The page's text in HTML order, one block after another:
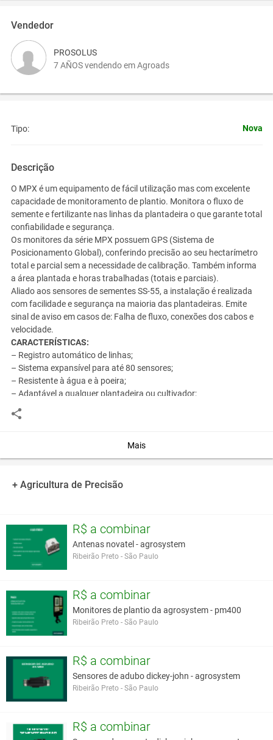
Vendedor
PROSOLUS
7 AÑOS vendendo em Agroads
Tipo: Nova
Descrição
O MPX é um equipamento de fácil utilização mas com excelente
capacidade de monitoramento de plantio. Monitora o fluxo de
semente e fertilizante nas linhas da plantadeira o que garante total
confiabilidade e segurança.
Os monitores da série MPX possuem GPS (Sistema de
Posicionamento Global), conferindo precisão ao seu hectarímetro
total e parcial sem a necessidade de calibração. Também informa
a área plantada e horas trabalhadas (totais e parciais).
Aliado aos sensores de sementes SS-55, a instalação é realizada
com facilidade e segurança na maioria das plantadeiras. Emite
sinal de aviso em casos de: Falha de fluxo, conexões dos cabos e
velocidade.
CARACTERÍSTICAS:
– Registro automático de linhas;
– Sistema expansível para até 80 sensores;
– Resistente à água e à poeira;
– Adaptável a qualquer plantadeira ou cultivador;
– Painel com luz de fundo que permite o plantio noturno;
– Velocidade de Plantio;
– GPS.
Você assume toda a responsabilidade pela cotação deste item. Você acha que
Mais
+ Agricultura de Precisão
R$ a combinar
Antenas novatel - agrosystem
Ribeirão Preto - São Paulo
R$ a combinar
Monitores de plantio da agrosystem - pm400
Ribeirão Preto - São Paulo
R$ a combinar
Sensores de adubo dickey-john - agrosystem
Ribeirão Preto - São Paulo
R$ a combinar